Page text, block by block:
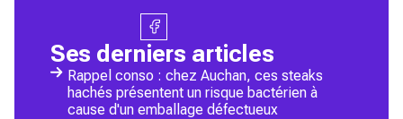
Ses derniers articles
Rappel conso : chez Auchan, ces steaks
hachés présentent un risque bactérien à
cause d'un emballage défectueux